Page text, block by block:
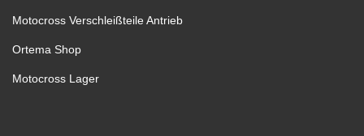
Motocross Verschleißteile Antrieb
Ortema Shop
Motocross Lager